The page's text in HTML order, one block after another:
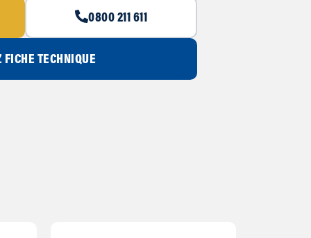
0800 211 611
FICHE TECHNIQUE